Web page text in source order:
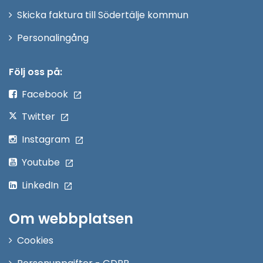
Skicka faktura till Södertälje kommun
PersonalingångÖppna
Följ oss på:
Facebook
Twitter
Instagram
Youtube
LinkedIn
Om webbplatsen
Cookies